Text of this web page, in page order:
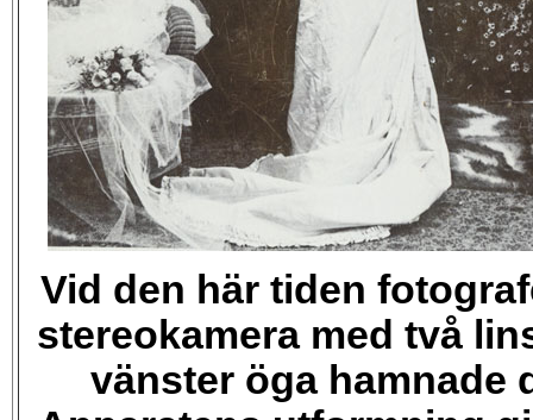
Vid den här tiden
stereokamera med två
vänster öga hamnade